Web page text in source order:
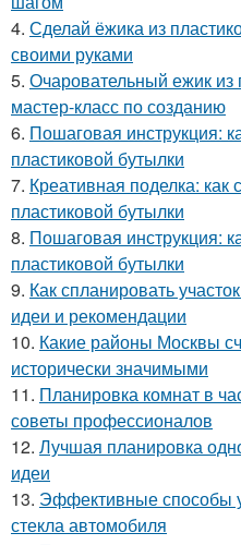
4. Сделай ёжика из
своими руками
5. Очаровательный ежик из
мастер-класс по созданию
6. Пошаговая инструкция:
пластиковой бутылки
7. Креативная поделка:
пластиковой бутылки
8. Пошаговая инструкция:
пластиковой бутылки
9. Как спланировать
идеи и рекомендации
10. Какие районы Москвы
исторически значимыми
11. Планировка комнат в
советы профессионалов
12. Лучшая планировка
идеи
13. Эффективные способы
стекла автомобиля